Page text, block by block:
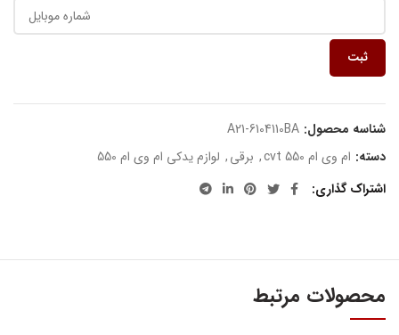
ثبت
شناسه محصول: A21-6104110BA
دسته: ام وی ام 550 cvt , برقی, لوازم یدکی ام وی ام 550
اشتراک گذاری
محصولات مرتبط